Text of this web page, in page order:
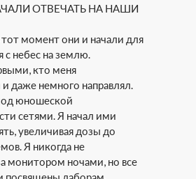
ОТВЕЧАТЬ НА НАШИ
момент они и начали для
с небес на землю.
кто меня
даже немного направлял.
юношеской
сетями. Я начал ими
увеличивая дозы до
Я никогда не
монитором ночами, но все